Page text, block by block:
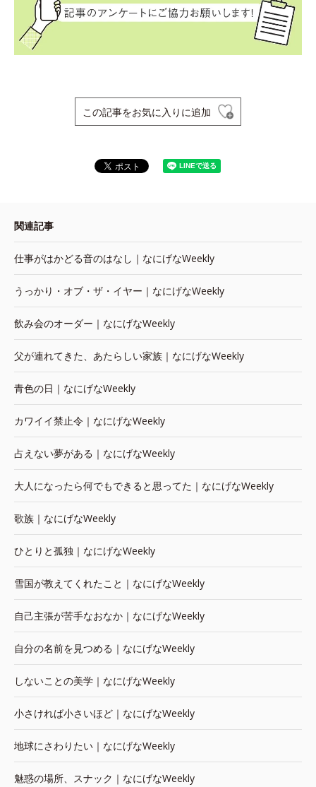
この記事をお気に入りに追加
関連記事
仕事がはかどる音のはなし｜なにげなWeekly
うっかり・オブ・ザ・イヤー｜なにげなWeekly
飲み会のオーダー｜なにげなWeekly
父が連れてきた、あたらしい家族｜なにげなWeekly
青色の日｜なにげなWeekly
カワイイ禁止令｜なにげなWeekly
占えない夢がある｜なにげなWeekly
大人になったら何でもできると思ってた｜なにげなWeekly
歌族｜なにげなWeekly
ひとりと孤独｜なにげなWeekly
雪国が教えてくれたこと｜なにげなWeekly
自己主張が苦手なおなか｜なにげなWeekly
自分の名前を見つめる｜なにげなWeekly
しないことの美学｜なにげなWeekly
小さければ小さいほど｜なにげなWeekly
地球にさわりたい｜なにげなWeekly
魅惑の場所、スナック｜なにげなWeekly